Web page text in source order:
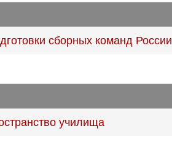
сборных команд России
училища